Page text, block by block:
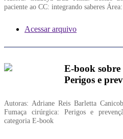
paciente ao CC: integrando saberes
Acessar arquivo
E-book
Perigos e
Autoras: Adriane Reis Barletta
Fumaça cirúrgica: Perigos e
categoria E-book